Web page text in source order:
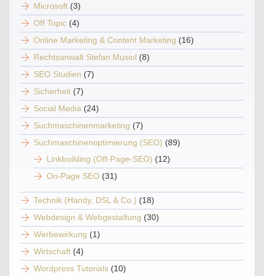
Microsoft (3)
Off Topic (4)
Online Marketing & Content Marketing (16)
Rechtsanwalt Stefan Musiol (8)
SEO Studien (7)
Sicherheit (7)
Social Media (24)
Suchmaschinenmarketing (7)
Suchmaschinenoptimierung (SEO) (89)
Linkbuilding (Off-Page-SEO) (12)
On-Page SEO (31)
Technik (Handy, DSL & Co.) (18)
Webdesign & Webgestaltung (30)
Werbewirkung (1)
Wirtschaft (4)
Wordpress Tutorials (10)